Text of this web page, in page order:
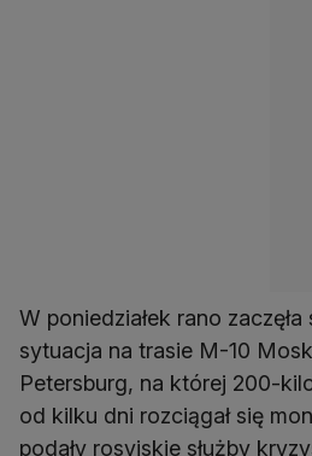
W poniedziałek rano
sytuacja na trasie M-10
Petersburg, na której 200-
od kilku dni rozciągał się
podały rosyjskie służby